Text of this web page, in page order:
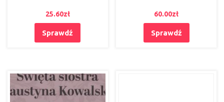
25.60zł
Sprawdź
60.00zł
Sprawdź